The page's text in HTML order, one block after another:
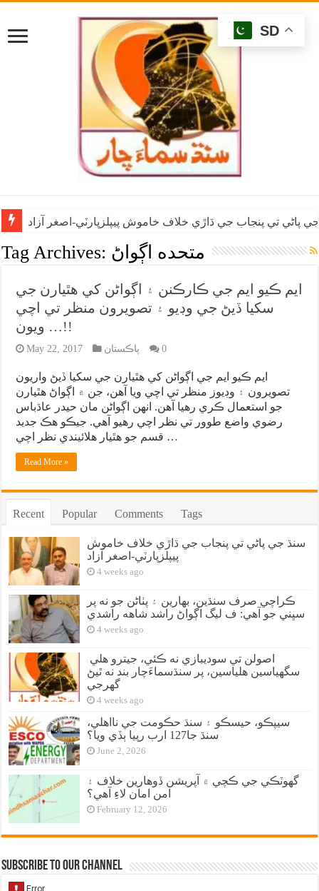
پاڻي تي پنجاب جي ڌاڙي خلاف خاموش پيپلزپارٽي-اصغر آزاد
Tag Archives: متحده اڳواڻ
ايم ڪيو ايم جي ڪارڪنن ۽ اڳواڻن کي هٿيارن جي
سکيا ڏيڻ جي وڊيو ۽ تصويرون منظر تي اچي
ويون …!!
May 22, 2017 پاڪستان 0
ايم ڪيو ايم جي اڳواڻن کي هٿيارن جي سکيا ڏيڻ واريون
تصويرون ۽ وڊيوز منظر تي اچي ويا آهن، جن ۾ اڳواڻ هٿيارن
جو استعمال ڪري رهيا آهن. انهن اڳواڻن مان حيدر عاڌباس
رضوي واضع طوور تي نظر اچي رهيو آهي. جيڪو هڪ جديد
قسم جو هٿيار هلائيندي نظر اچي …
Read More »
Recent Popular Comments Tags
سنڌ جي پاڻي تي پنجاب جي ڌاڙي خلاف خاموش
پيپلزپارٽي-اصغر آزاد
4 weeks ago
ڪراچي صرف سنڌين، بهارين ۽ پٺاڻن جو نه پر
سڀني جو آهي: ف ليگ اڳواڻ راشد شاهه راشدي
4 weeks ago
سگهياسين هلياسين، پر سنڌسماءَچار بند نه ٿيڻ
گهرجي
4 weeks ago
سيپڪو، حيسڪو ۽ سنڌ حڪومت جي نااهلي،
سنڌ جا127 ارب رپيا ٻڏي ويا؟
June 2, 2026
گهوٽڪي جي ڪچي ۾ آپريشن ڏوهارين خلاف ۽
امن امان لاءِ آهي؟
February 12, 2026
Subscribe to our Channel
SD